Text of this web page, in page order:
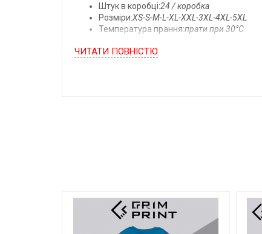
Штук в коробці:24 / коробка
Розміри:XS-S-M-L-XL-XXL-3XL-4XL-5XL
Температура прання:прати при 30°C
Детальний опис:
ЧИТАТИ ПОВНIСТЮ